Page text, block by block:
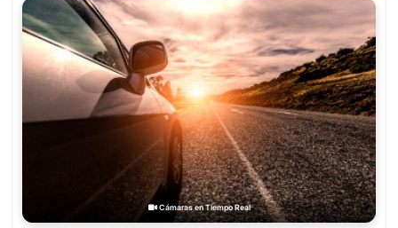
Cámaras en Tiempo Real